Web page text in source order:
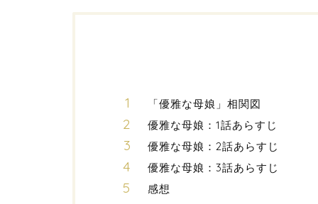
「優雅な母娘」相関図
優雅な母娘：1話あらすじ
優雅な母娘：2話あらすじ
優雅な母娘：3話あらすじ
感想